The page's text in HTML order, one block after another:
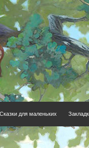
Сказки для маленьких